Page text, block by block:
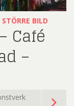
BILD
Café
–